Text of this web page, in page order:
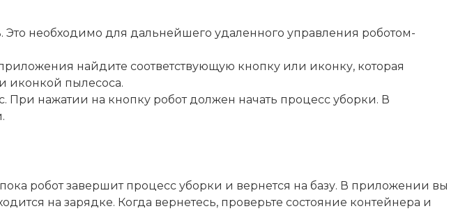
необходимо для дальнейшего удаленного управления роботом-
найдите соответствующую кнопку или иконку, которая
иконкой пылесоса.
При нажатии на кнопку робот должен начать процесс уборки. В
робот завершит процесс уборки и вернется на базу. В приложении вы
на зарядке. Когда вернетесь, проверьте состояние контейнера и